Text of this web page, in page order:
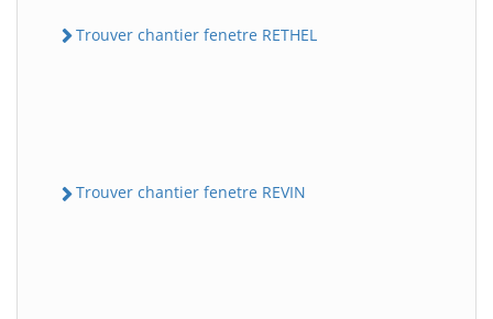
Trouver chantier fenetre RETHEL
Trouver chantier fenetre REVIN